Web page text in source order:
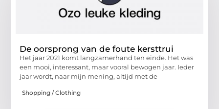
De oorsprong van de foute kersttrui
Het jaar 2021 komt langzamerhand ten einde. Het was
een mooi, interessant, maar vooral bewogen jaar. Ieder
jaar wordt, naar mijn mening, altijd met de
Shopping / Clothing